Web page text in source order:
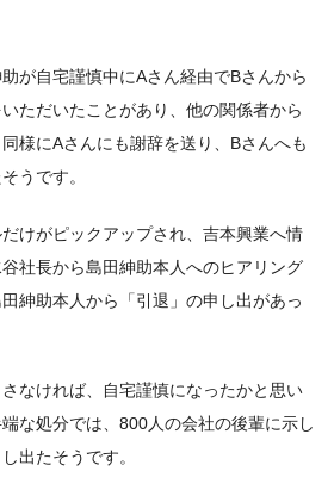
が自宅謹慎中にAさん経由でBさんから
ただいたことがあり、他の関係者から
様にAさんにも謝辞を送り、Bさんへも
うです。
けがピックアップされ、吉本興業へ情
社長から島田紳助本人へのヒアリング
紳助本人から「引退」の申し出があっ
なければ、自宅謹慎になったかと思い
な処分では、800人の会社の後輩に示し
出たそうです。